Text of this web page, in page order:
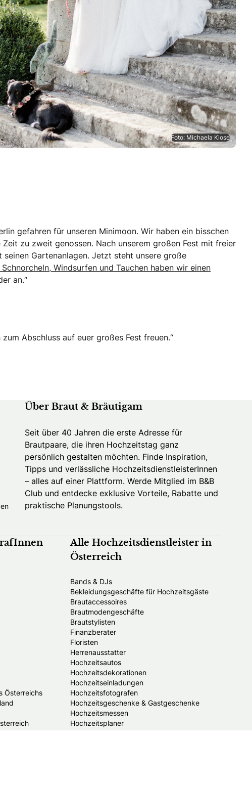
Foto: Michaela Klose
gefahren für unseren Minimoon. Wir haben ein bisschen
zu zweit genossen. Nach unserem großen Fest mit freier
Gartenanlagen. Jetzt steht unsere große
Schnorcheln, Windsurfen und Tauchen haben wir einen
an.“
Abschluss auf euer großes Fest freuen.“
Über Braut & Bräutigam
Seit über 40 Jahren die erste Adresse für
Brautpaare, die ihren Hochzeitstag ganz
persönlich gestalten möchten. Finde Inspiration,
Tipps und verlässliche HochzeitsdienstleisterInnen
– alles auf einer Plattform. Werde Mitglied im B&B
Club und entdecke exklusive Vorteile, Rabatte und
praktische Planungstools.
Österreichs
Alle Hochzeitsdienstleister in
Österreich
Bands & DJs
Bekleidungsgeschäfte für Hochzeitsgäste
Brautaccessoires
Brautmodengeschäfte
Brautstylisten
Finanzberater
Floristen
Herrenausstatter
Hochzeitsautos
Hochzeitsdekorationen
Hochzeitseinladungen
Hochzeitsfotografen
Hochzeitsgeschenke & Gastgeschenke
Hochzeitsmessen
Hochzeitsplaner